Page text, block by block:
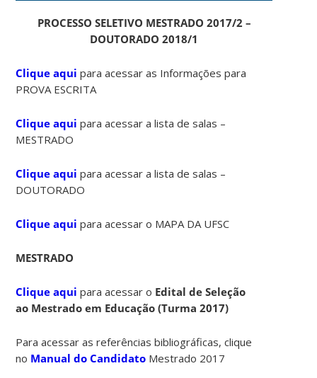
PROCESSO SELETIVO MESTRADO 2017/2 –
DOUTORADO 2018/1
Clique aqui para acessar as Informações para
PROVA ESCRITA
Clique aqui para acessar a lista de salas –
MESTRADO
Clique aqui para acessar a lista de salas –
DOUTORADO
Clique aqui para acessar o MAPA DA UFSC
MESTRADO
Clique aqui para acessar o Edital de Seleção
ao Mestrado em Educação (Turma 2017)
Para acessar as referências bibliográficas, clique
no Manual do Candidato Mestrado 2017